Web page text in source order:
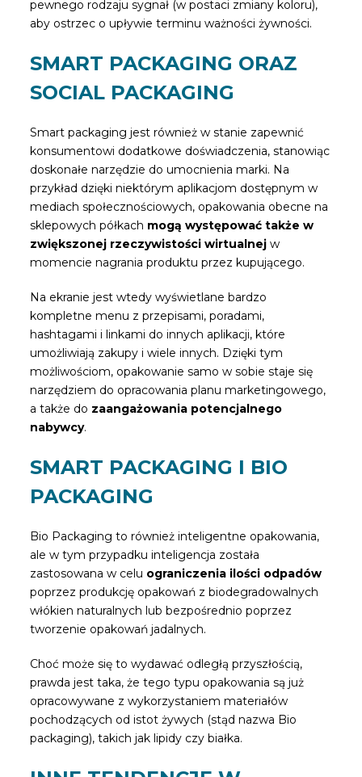
pewnego rodzaju sygnał (w postaci zmiany koloru),
aby ostrzec o upływie terminu ważności żywności.
SMART PACKAGING ORAZ
SOCIAL PACKAGING
Smart packaging jest również w stanie zapewnić
konsumentowi dodatkowe doświadczenia, stanowiąc
doskonałe narzędzie do umocnienia marki. Na
przykład dzięki niektórym aplikacjom dostępnym w
mediach społecznościowych, opakowania obecne na
sklepowych półkach mogą występować także w
zwiększonej rzeczywistości wirtualnej w
momencie nagrania produktu przez kupującego.
Na ekranie jest wtedy wyświetlane bardzo
kompletne menu z przepisami, poradami,
hashtagami i linkami do innych aplikacji, które
umożliwiają zakupy i wiele innych. Dzięki tym
możliwościom, opakowanie samo w sobie staje się
narzędziem do opracowania planu marketingowego,
a także do zaangażowania potencjalnego
nabywcy.
SMART PACKAGING I BIO
PACKAGING
Bio Packaging to również inteligentne opakowania,
ale w tym przypadku inteligencja została
zastosowana w celu ograniczenia ilości odpadów
poprzez produkcję opakowań z biodegradowalnych
włókien naturalnych lub bezpośrednio poprzez
tworzenie opakowań jadalnych.
Choć może się to wydawać odległą przyszłością,
prawda jest taka, że tego typu opakowania są już
opracowywane z wykorzystaniem materiałów
pochodzących od istot żywych (stąd nazwa Bio
packaging), takich jak lipidy czy białka.